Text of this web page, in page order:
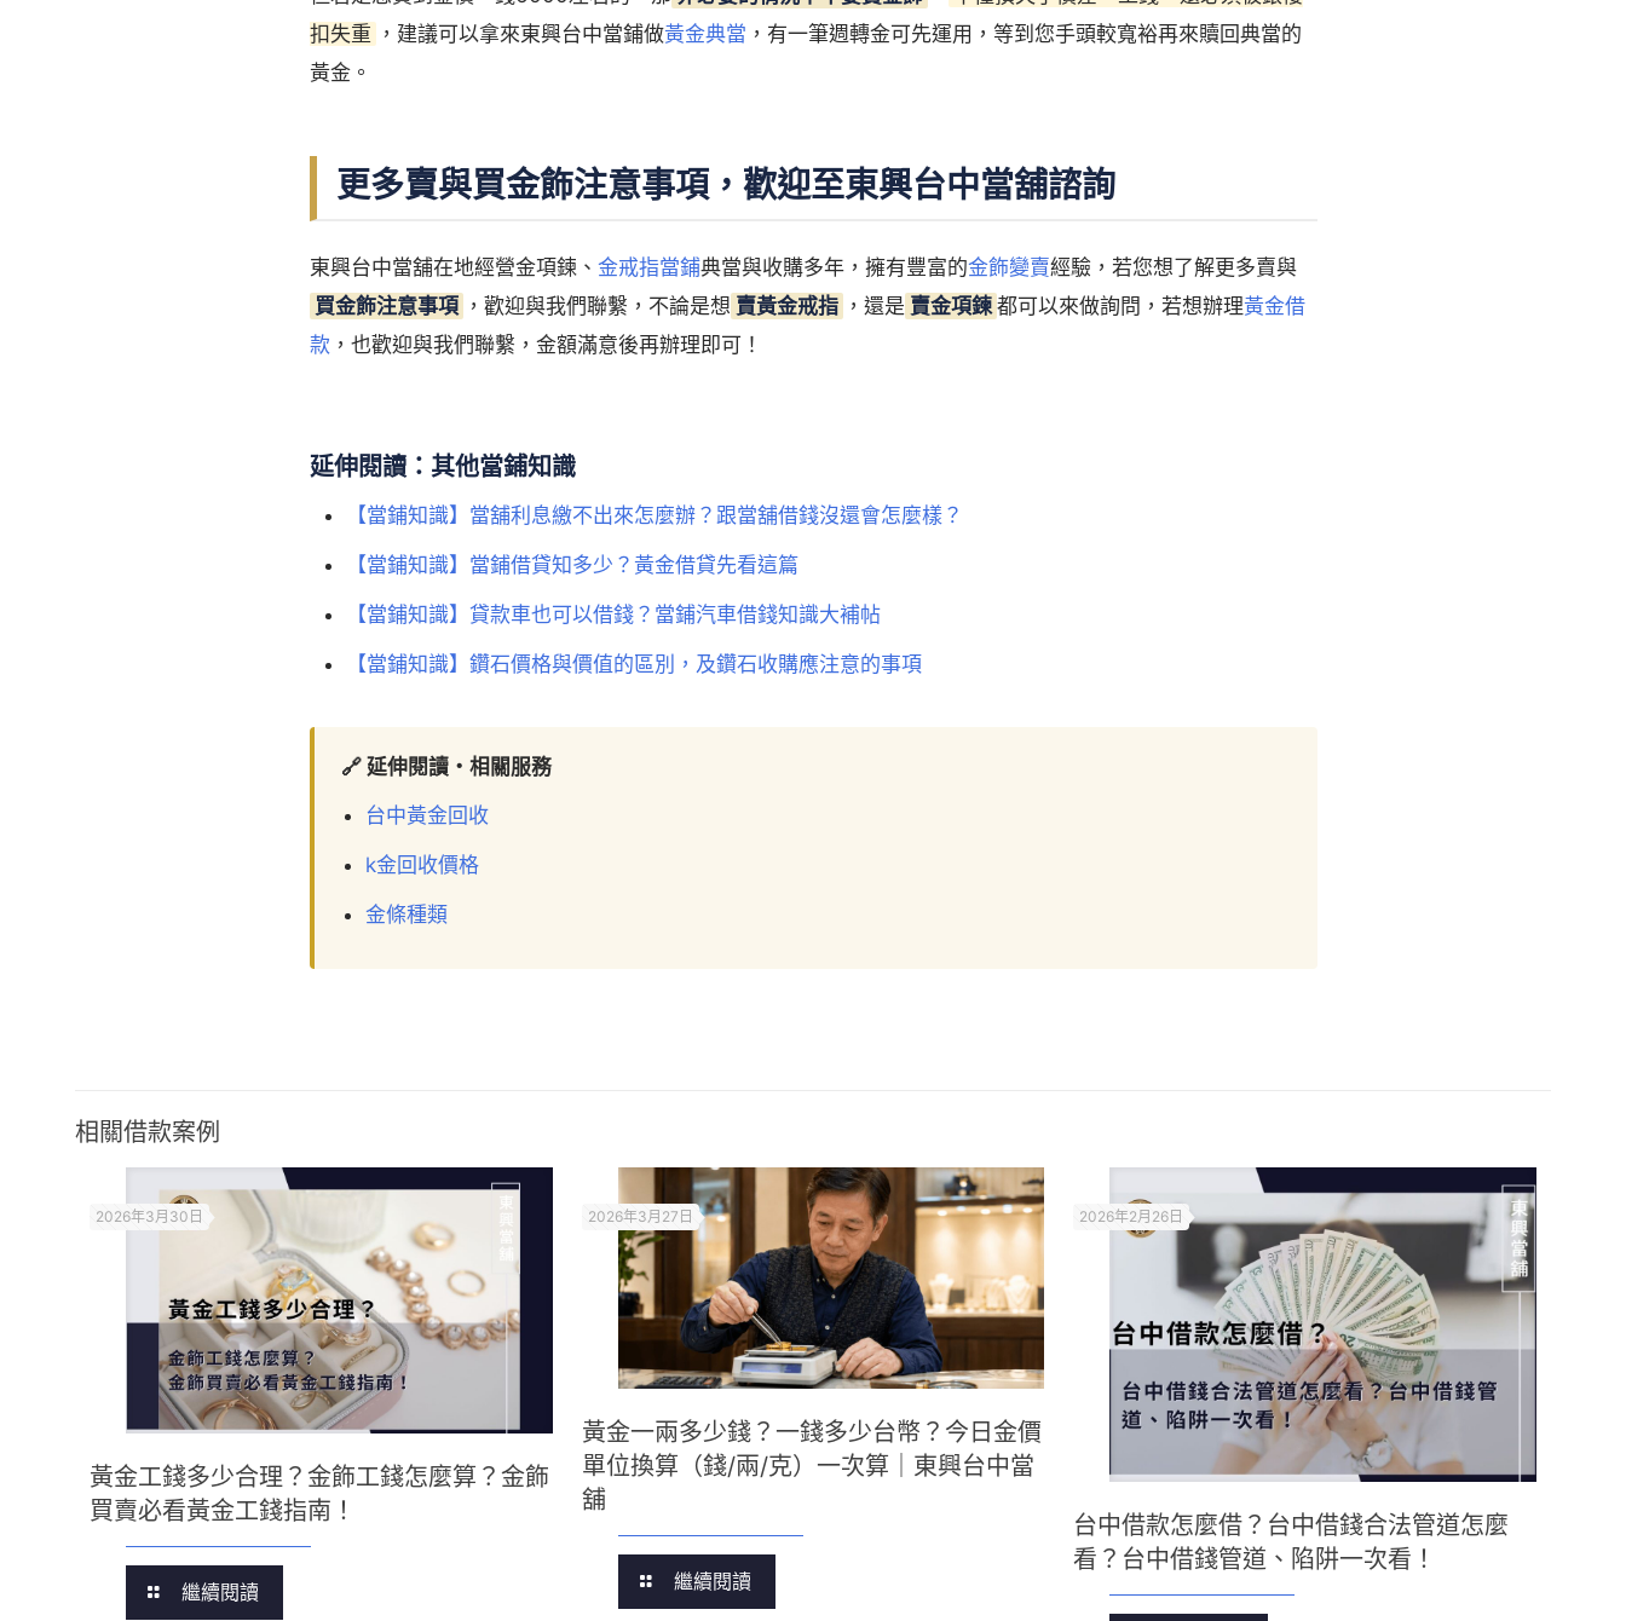
扣失重 ，建議可以拿來東興台中當鋪做黃金典當 ，有一筆週轉金可先運用，等到您手頭較寬裕再來贖回典當的
黃金。
更多賣與買金飾注意事項，歡迎至東興台中當舖諮詢
東興台中當舖在地經營金項鍊、 金戒指當鋪典當與收購多年，擁有豐富的金飾變賣經驗，若您想了解更多賣與
買金飾注意事項 ，歡迎與我們聯繫，不論是想 賣黃金戒指 ，還是 賣金項鍊 都可以來做詢問，若想辦理黃金借
款 ，也歡迎與我們聯繫，金額滿意後再辦理即可！
延伸閱讀：其他當鋪知識
【當鋪知識】當舖利息繳不出來怎麼辦？跟當舖借錢沒還會怎麼樣？
【當鋪知識】當鋪借貸知多少？黃金借貸先看這篇
【當鋪知識】貸款車也可以借錢？當鋪汽車借錢知識大補帖
【當鋪知識】鑽石價格與價值的區別，及鑽石收購應注意的事項
🔗 延伸閱讀・相關服務
台中黃金回收
k金回收價格
金條種類
相關借款案例
2026年3月30日
黃金工錢多少合理？金飾工錢怎麼算？金飾
買賣必看黃金工錢指南！
繼續閱讀
2026年3月27日
黃金一兩多少錢？一錢多少台幣？今日金價
單位換算（錢/兩/克）一次算｜東興台中當
舖
繼續閱讀
2026年2月26日
台中借款怎麼借？台中借錢合法管道怎麼
看？台中借錢管道、陷阱一次看！